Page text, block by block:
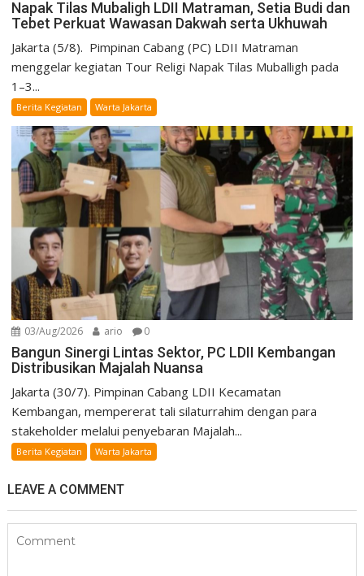
Napak Tilas Mubaligh LDII Matraman, Setia Budi dan
Tebet Perkuat Wawasan Dakwah serta Ukhuwah
Jakarta (5/8). Pimpinan Cabang (PC) LDII Matraman
menggelar kegiatan Tour Religi Napak Tilas Muballigh pada
1–3...
Berita Kegiatan Warta Jakarta
03/Aug/2026 ario 0
Bangun Sinergi Lintas Sektor, PC LDII Kembangan
Distribusikan Majalah Nuansa
Jakarta (30/7). Pimpinan Cabang LDII Kecamatan
Kembangan, mempererat tali silaturrahim dengan para
stakeholder melalui penyebaran Majalah...
Berita Kegiatan Warta Jakarta
LEAVE A COMMENT